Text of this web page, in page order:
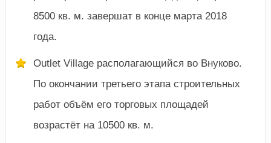
8500 кв. м. завершат в конце марта 2018
года.
Outlet Village располагающийся во Внуково.
По окончании третьего этапа строительных
работ объём его торговых площадей
возрастёт на 10500 кв. м.